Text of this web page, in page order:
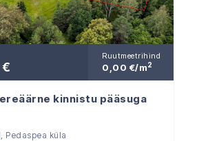
Ruutmeetrihind
0,00 €/m2
kinnistu pääsuga
Pedaspea küla